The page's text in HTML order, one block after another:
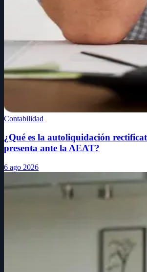
Contabilidad
¿Qué es la autoliquidación
presenta ante la AEAT?
6 ago 2026